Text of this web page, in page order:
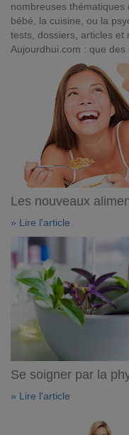
nombreuses thématiques
bébé, la cuisine, ou la
tests, dossiers, articles et
Aujourdhui.com : que des
Les nouveaux
» Lire l'article
Se soigner par la
» Lire l'article